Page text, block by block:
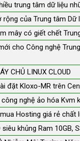
trung tâm dữ liệu
rộng của Trung tâm Dữ
mây có giết chết
cho Công nghệ
CHỦ LINUX CLOUD
đặt Kloxo-MR trên
nghệ ảo hóa Kvm
Hosting giá rẻ chất
siêu khủng Ram 10GB,